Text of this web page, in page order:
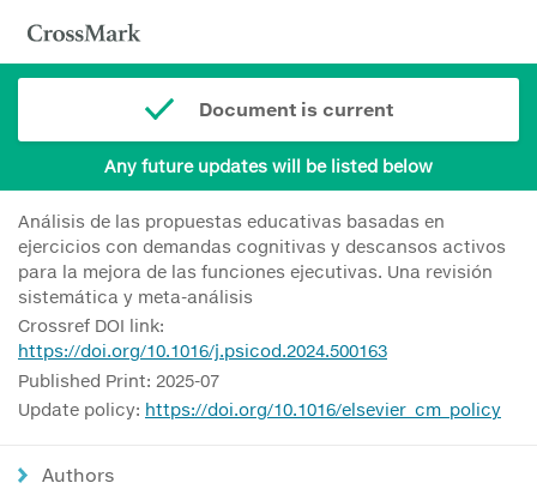
Document is current
Any future updates will be listed below
Análisis de las propuestas educativas basadas en
ejercicios con demandas cognitivas y descansos activos
para la mejora de las funciones ejecutivas. Una revisión
sistemática y meta-análisis
Crossref DOI link:
https://doi.org/10.1016/j.psicod.2024.500163
Published Print: 2025-07
Update policy: https://doi.org/10.1016/elsevier_cm_policy
Authors